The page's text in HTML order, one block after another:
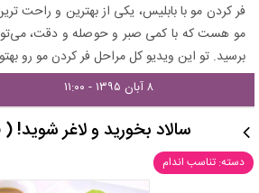
فر کردن مو با بابلیس، یکی از بهترین و راحت
مو هست که با کمی صبر و حوصله و دقت،
برسید. تو این ویدیو کل مراحل فر کردن مو رو
۸ آبان ۱۳۹۵ - ۱۱:۰۰
سالاد بخورید و لاغر
دسته: تناسب اندام